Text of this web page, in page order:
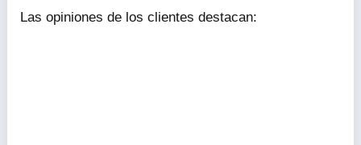
Las opiniones de los clientes destacan: